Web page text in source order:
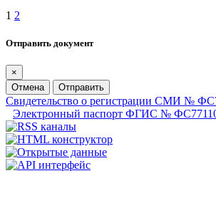
1 2
Отправить документ
×
Отмена
Отправить
Свидетельство о регистрации СМИ №
Электронный паспорт ФГИС №